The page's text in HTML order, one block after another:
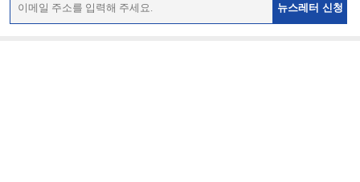
뉴스레터 신청